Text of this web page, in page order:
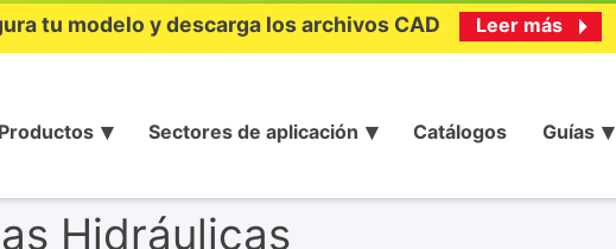
tu modelo y descarga los archivos CAD Leer más
Productos Sectores de aplicación Catálogos Guías
Hidráulicas